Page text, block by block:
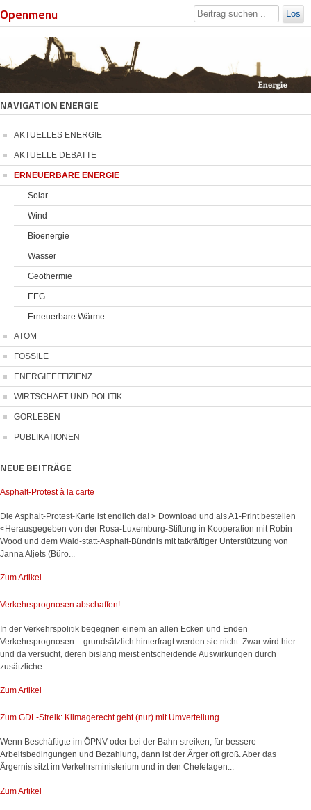
Openmenu Los
NAVIGATION ENERGIE
AKTUELLES ENERGIE
AKTUELLE DEBATTE
ERNEUERBARE ENERGIE
Solar
Wind
Bioenergie
Wasser
Geothermie
EEG
Erneuerbare Wärme
ATOM
FOSSILE
ENERGIEEFFIZIENZ
WIRTSCHAFT UND POLITIK
GORLEBEN
PUBLIKATIONEN
NEUE BEITRÄGE
Asphalt-Protest à la carte
Die Asphalt-Protest-Karte ist endlich da! > Download und als A1-Print bestellen
<Herausgegeben von der Rosa-Luxemburg-Stiftung in Kooperation mit Robin
Wood und dem Wald-statt-Asphalt-Bündnis mit tatkräftiger Unterstützung von
Janna Aljets (Büro...
Zum Artikel
Verkehrsprognosen abschaffen!
In der Verkehrspolitik begegnen einem an allen Ecken und Enden
Verkehrsprognosen – grundsätzlich hinterfragt werden sie nicht. Zwar wird hier
und da versucht, deren bislang meist entscheidende Auswirkungen durch
zusätzliche...
Zum Artikel
Zum GDL-Streik: Klimagerecht geht (nur) mit Umverteilung
Wenn Beschäftigte im ÖPNV oder bei der Bahn streiken, für bessere
Arbeitsbedingungen und Bezahlung, dann ist der Ärger oft groß. Aber das
Ärgernis sitzt im Verkehrsministerium und in den Chefetagen...
Zum Artikel